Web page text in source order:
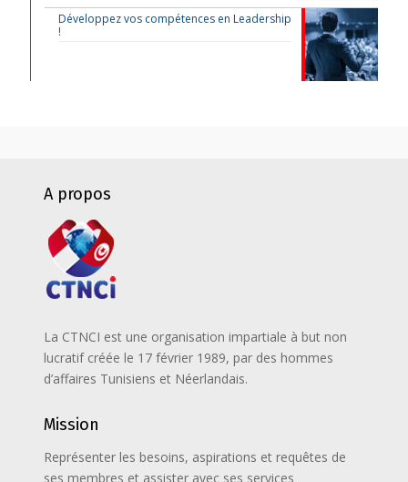
Développez vos compétences en Leadership
!
A propos
La CTNCI est une organisation impartiale à but non
lucratif créée le 17 février 1989, par des hommes
d’affaires Tunisiens et Néerlandais.
Mission
Représenter les besoins, aspirations et requêtes de
ses membres et assister avec ses services